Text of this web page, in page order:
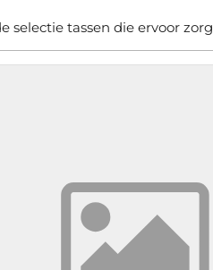
selectie tassen die ervoor